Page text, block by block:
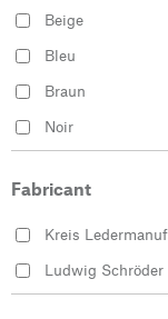
Beige
Bleu
Braun
Noir
Fabricant
Kreis
Ludwig Schröder